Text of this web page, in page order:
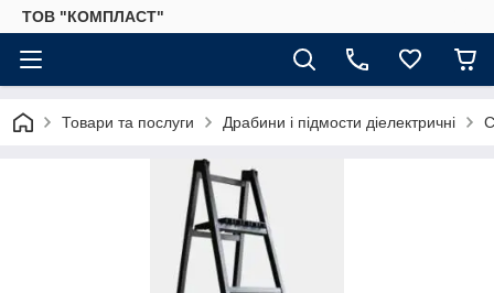
ТОВ "КОМПЛАСТ"
Товари та послуги Драбини і підмости діелектричні